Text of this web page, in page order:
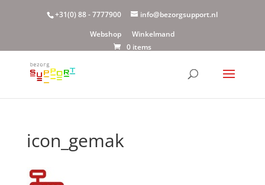
+31(0) 88 - 7777900
info@bezorgsupport.nl
Webshop
Winkelmand
0 items
icon_gemak